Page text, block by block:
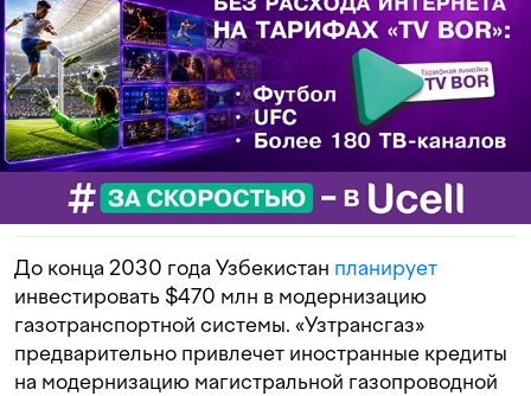
До конца 2030 года Узбекистан планирует
инвестировать $470 млн в модернизацию
газотранспортной системы. «Узтрансгаз»
предварительно привлечет иностранные кредиты
на модернизацию магистральной газопроводной